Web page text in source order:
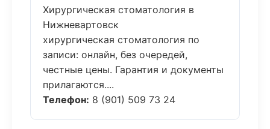
Хирургическая стоматология в
Нижневартовск
хирургическая стоматология по
записи: онлайн, без очередей,
честные цены. Гарантия и документы
прилагаются....
Телефон: 8 (901) 509 73 24